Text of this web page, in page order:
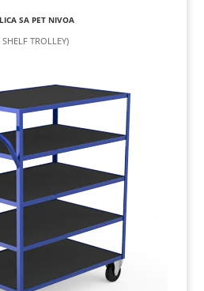
SA PET NIVOA
SHELF TROLLEY)